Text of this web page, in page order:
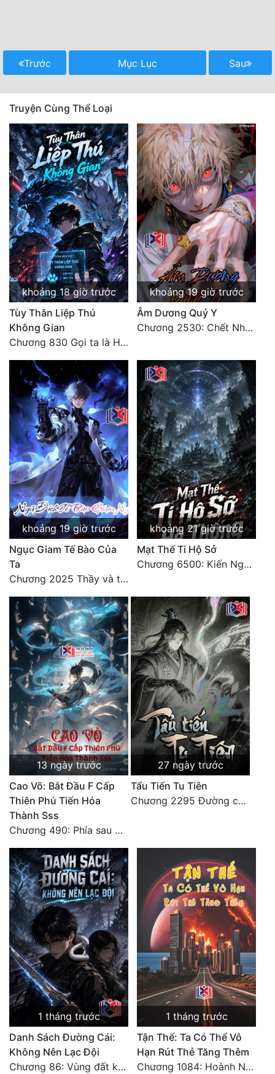
Trước Mục Lục Sau
Truyện Cùng Thể Loại
khoảng 18 giờ trước
Tùy Thân Liệp Thú
Không Gian
Chương 830 Gọi ta là Hòa Sa
khoảng 19 giờ trước
Âm Dương Quỷ Y
Chương 2530: Chết Như Thế Nào
khoảng 19 giờ trước
Ngục Giam Tế Bào Của
Ta
Chương 2025 Thầy và trò
khoảng 21 giờ trước
Mạt Thế Ti Hộ Sở
Chương 6500: Kiến Nghị Của Vân Lục
13 ngày trước
Cao Võ: Bắt Đầu F Cấp
Thiên Phú Tiến Hóa
Thành Sss
Chương 490: Phía sau màn hắc thủ!
27 ngày trước
Tẩu Tiến Tu Tiên
Chương 2295 Đường còn rất dài đâu 【 đại kết cục 】
1 tháng trước
Danh Sách Đường Cái:
Không Nên Lạc Đội
Chương 86: Vùng đất không cửa
1 tháng trước
Tận Thế: Ta Có Thể Vô
Hạn Rút Thẻ Tăng Thêm
Chương 1084: Hoành Nhập Vi Quan